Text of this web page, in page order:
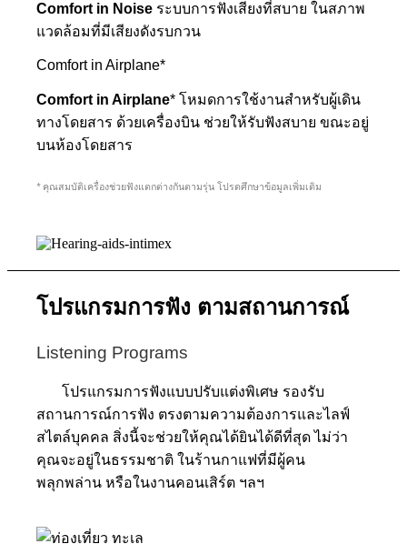
Comfort in Noise ระบบการฟังเสียงที่สบาย ในสภาพ
แวดล้อมที่มีเสียงดังรบกวน
Comfort in Airplane*
Comfort in Airplane* โหมดการใช้งานสำหรับผู้เดิน
ทางโดยสาร ด้วยเครื่องบิน ช่วยให้รับฟังสบาย ขณะอยู่
บนห้องโดยสาร
* คุณสมบัติเครื่องช่วยฟังแตกต่างกันตามรุ่น โปรดศึกษาข้อมูลเพิ่มเติม
โปรแกรมการฟัง ตามสถานการณ์
Listening Programs
โปรแกรมการฟังแบบปรับแต่งพิเศษ รองรับ
สถานการณ์การฟัง ตรงตามความต้องการและไลฟ์
สไตล์บุคคล สิ่งนี้จะช่วยให้คุณได้ยินได้ดีที่สุด ไม่ว่า
คุณจะอยู่ในธรรมชาติ ในร้านกาแฟที่มีผู้คน
พลุกพล่าน หรือในงานคอนเสิร์ต ฯลฯ